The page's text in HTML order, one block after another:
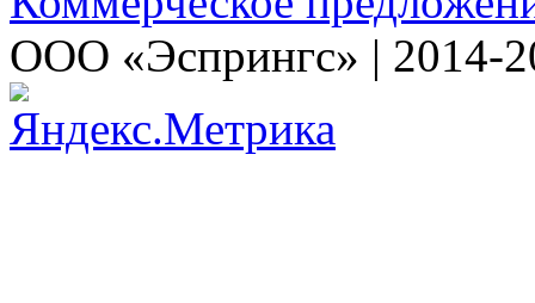
ООО «Эспрингс» | 2014-